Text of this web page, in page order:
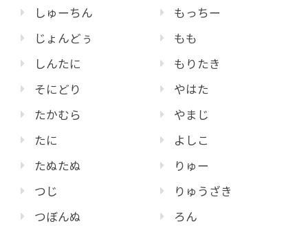
しゅーちん
じょんどぅ
しんたに
そにどり
たかむら
たに
たぬたぬ
つじ
つぼんぬ
もっちー
もも
もりたき
やはた
やまじ
よしこ
りゅー
りゅうざき
ろん